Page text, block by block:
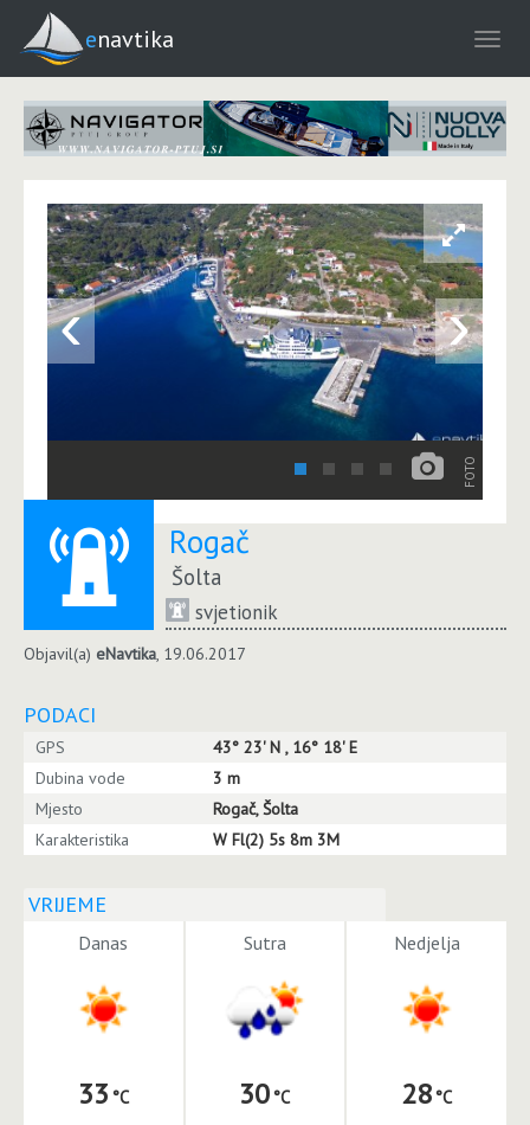
enavtika
‹ ›
FOTO
Rogač
Šolta
svjetionik
Objavil(a) eNavtika, 19.06.2017
PODACI
GPS
43° 23' N , 16° 18' E
Dubina vode
3 m
Mjesto
Rogač, Šolta
Karakteristika
W Fl(2) 5s 8m 3M
VRIJEME
Danas
33
Sutra
30
Nedjelja
28